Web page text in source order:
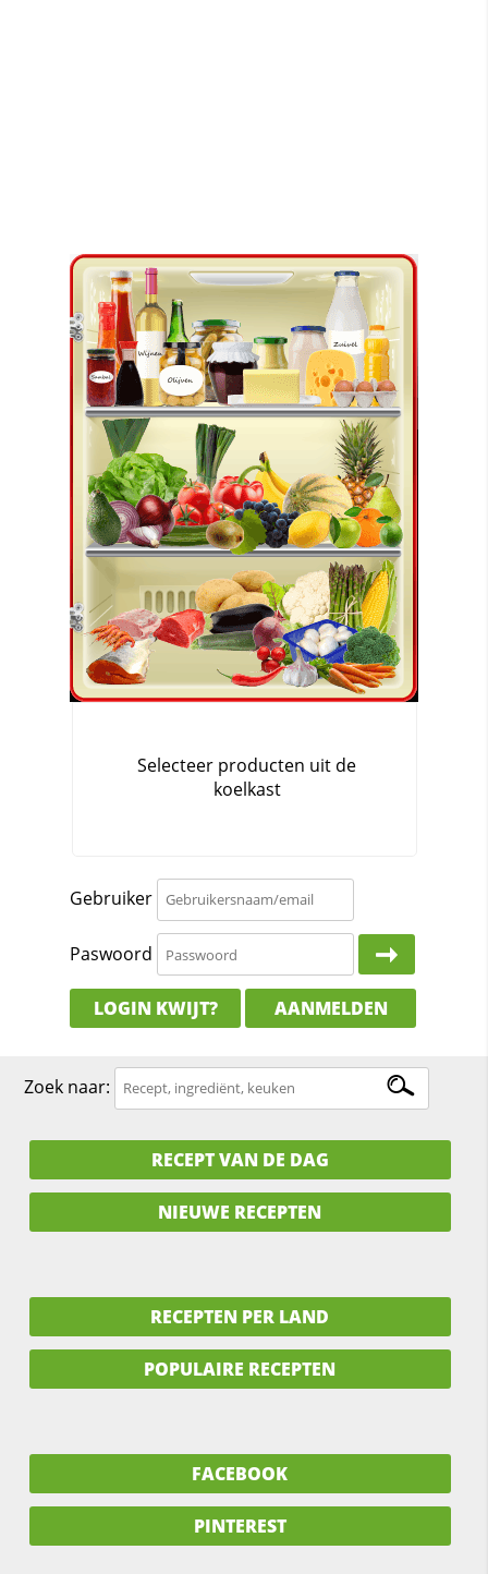
Gebruiker
Paswoord
LOGIN KWIJT? AANMELDEN
Zoek naar:
RECEPT VAN DE DAG
NIEUWE RECEPTEN
RECEPTEN PER LAND
POPULAIRE RECEPTEN
FACEBOOK
PINTEREST